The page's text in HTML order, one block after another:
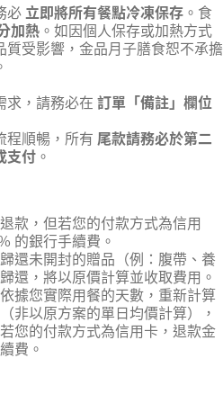
必立即將所有餐點冷凍保存 。食
加熱 。如因個人保存或加熱方式
質受影響，金品月子膳食恕不承擔
求，請務必在 訂單「備註」欄位
程順暢，所有 尾款請務必於第二
支付 。
退款，但若您的付款方式為信用
的銀行手續費。
還未開封的贈品（例：腹帶、養
還，將以原價計算並收取費用。
依據您實際用餐的天數，重新計算
非以原方案的單日均價計算），
您的付款方式為信用卡，退款金
費。